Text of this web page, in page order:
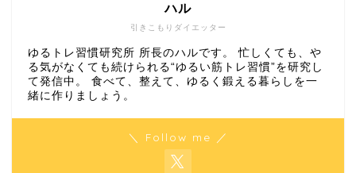
引きこもりダイエッター
ハル
ゆるトレ習慣研究所 所長のハルです。 忙しくても、や
る気がなくても続けられる“ゆるい筋トレ習慣”を研究し
て発信中。 食べて、整えて、ゆるく鍛える暮らしを一
緒に作りましょう。
＼ Follow me ／